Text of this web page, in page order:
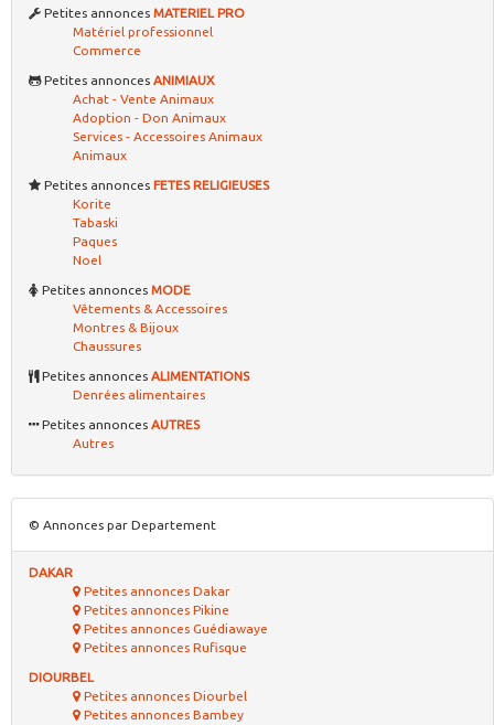
Petites annonces MATERIEL PRO
Matériel professionnel
Commerce
Petites annonces ANIMIAUX
Achat - Vente Animaux
Adoption - Don Animaux
Services - Accessoires Animaux
Animaux
Petites annonces FETES RELIGIEUSES
Korite
Tabaski
Paques
Noel
Petites annonces MODE
Vêtements & Accessoires
Montres & Bijoux
Chaussures
Petites annonces ALIMENTATIONS
Denrées alimentaires
Petites annonces AUTRES
Autres
© Annonces par Departement
DAKAR
Petites annonces Dakar
Petites annonces Pikine
Petites annonces Guédiawaye
Petites annonces Rufisque
DIOURBEL
Petites annonces Diourbel
Petites annonces Bambey